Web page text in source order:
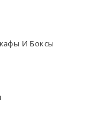
И Боксы